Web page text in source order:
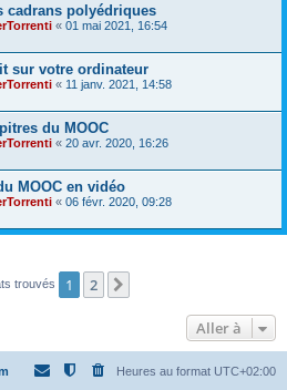
cadrans polyédriques
« 01 mai 2021, 16:54
sur votre ordinateur
« 11 janv. 2021, 14:58
du MOOC
« 20 avr. 2020, 16:26
MOOC en vidéo
« 06 févr. 2020, 09:28
trouvés 1 2
Aller à
Heures au format UTC+02:00